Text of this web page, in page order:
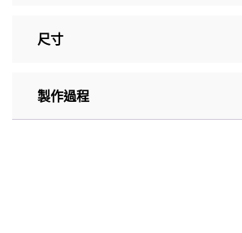
尺寸
製作過程